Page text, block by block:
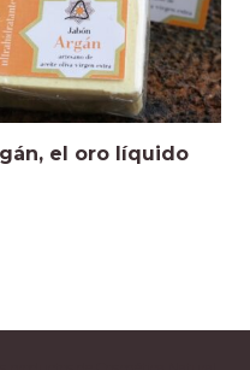
el oro líquido